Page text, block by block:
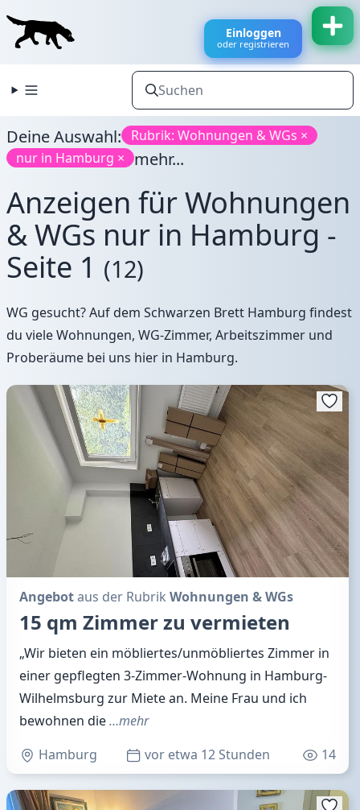
Einloggen
oder registrieren
Deine Auswahl:
Rubrik: Wohnungen & WGs ×
nur in Hamburg ×
mehr...
Anzeigen für Wohnungen
& WGs nur in Hamburg -
Seite 1 (12)
WG gesucht? Auf dem Schwarzen Brett Hamburg findest
du viele Wohnungen, WG-Zimmer, Arbeitszimmer und
Proberäume bei uns hier in Hamburg.
Angebotaus der Rubrik Wohnungen & WGs
15 qm Zimmer zu vermieten
„Wir bieten ein möbliertes/unmöbliertes Zimmer in
einer gepflegten 3-Zimmer-Wohnung in Hamburg-
Wilhelmsburg zur Miete an. Meine Frau und ich
bewohnen die…mehr
Hamburg
vor etwa 12 Stunden 14